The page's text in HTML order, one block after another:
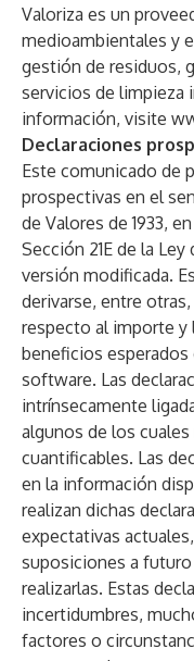
Valoriza es un
medioambientales y
gestión de residuos,
servicios de limpieza
información, visite
Declaraciones
Este comunicado de
prospectivas en el
de Valores de 1933,
Sección 21E de la
versión modificada.
derivarse, entre
respecto al importe y
beneficios
software. Las
intrínsecamente
algunos de los
cuantificables. Las
en la información
realizan dichas
expectativas
suposiciones a
realizarlas. Estas
incertidumbres,
factores o